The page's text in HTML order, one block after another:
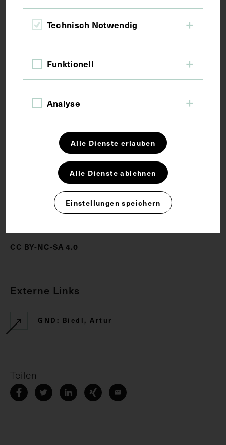
Bildmaß 10,8 x 6 cm
Bildmaß inkl. Untergrund 15,6 x 8,1 cm
Kurzbeschreibung
Neg I 191/34, 35
Schlagwörter
Endokrinologie
Pathologe
Physiologe
CC BY-NC-SA 4.0
Externe Links
GND: Biedl, Artur
Teilen
Technisch Notwendig
Funktionell
Analyse
Alle Dienste erlauben
Alle Dienste ablehnen
Einstellungen speichern